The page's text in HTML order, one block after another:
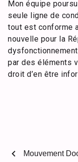
Mon équipe
seule ligne de
tout est conforme
nouvelle pour la
par des éléments
droit d’en être
chevron_left Mouvement